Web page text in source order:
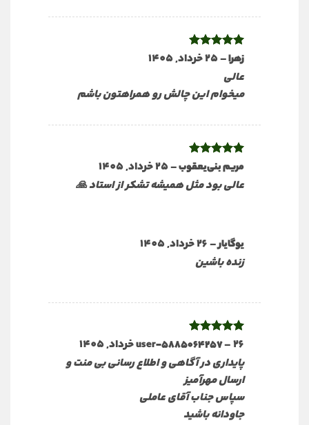
نمره 5از
5
زهرا–25 خرداد, 1405
عالی
میخوام این چالش رو همراهتون باشم
نمره5 از
مریم بنی‌یعقوب–25 خرداد, 1405
عالی بود مثل همیشه تشکر از استاد 🙏
یوگایار–26 خرداد, 1405
زنده باشین
نمره5از
user-5885064257–26 خرداد, 1405
پایداری در آگاهی و اطلاع رسانی بی منت و
ارسال مهرآمیز
سپاس جناب آقای عاملی
جاودانه باشید